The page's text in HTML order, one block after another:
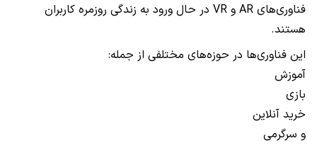
فناوری‌های AR و VR در حال ورود به زندگی روزمره کاربران
هستند.
این فناوری‌ها در حوزه‌های مختلفی از جمله:
آموزش
بازی
خرید آنلاین
و سرگرمی